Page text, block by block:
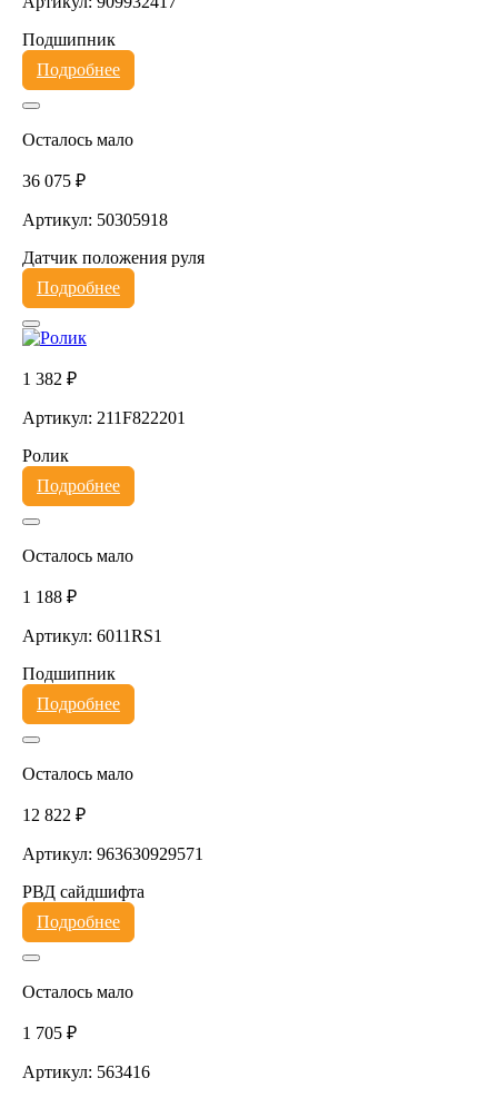
Подшипник
Подробнее
Осталось мало
36 075 ₽
Артикул: 50305918
Датчик положения руля
Подробнее
1 382 ₽
Артикул: 211F822201
Ролик
Подробнее
Осталось мало
1 188 ₽
Артикул: 6011RS1
Подшипник
Подробнее
Осталось мало
12 822 ₽
Артикул: 963630929571
РВД сайдшифта
Подробнее
Осталось мало
1 705 ₽
Артикул: 563416